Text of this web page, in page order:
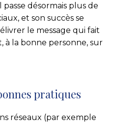
désormais plus de
et son succès se
le message qui fait
à la bonne personne, sur
pratiques
réseaux (par exemple